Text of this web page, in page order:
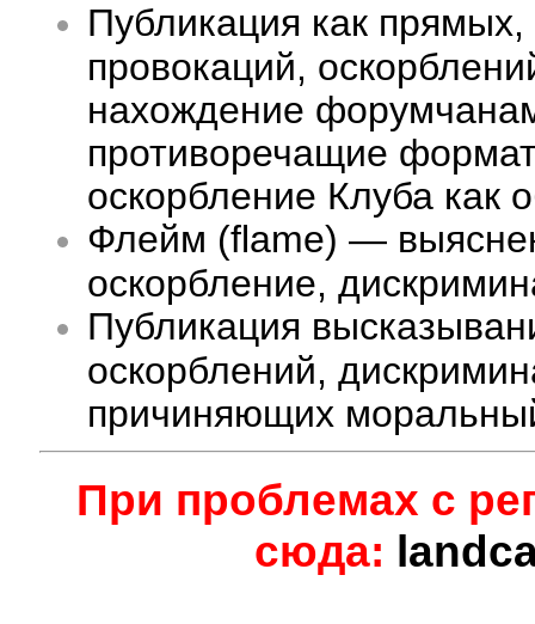
Публикация как
провокаций,
нахождение
противоречащие
оскорбление Клуба как
Флейм (flame) —
оскорбление,
Публикация
оскорблений,
причиняющих
При проблемах с
сюда: